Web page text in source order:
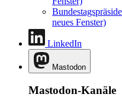
neues Fenster)
LinkedIn
Mastodon
Mastodon-Kanäle